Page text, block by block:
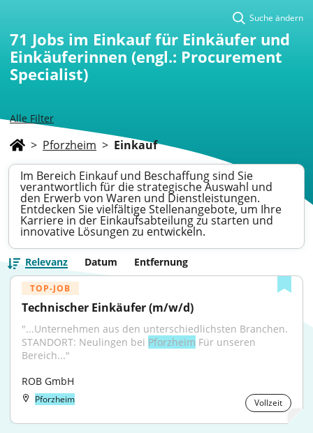
Alle Filter
Suche ändern
71 Jobs im Einkauf für Einkäufer und
Einkäuferinnen (engl.: Procurement
Specialist)
> Pforzheim > Einkauf
Im Bereich Einkauf und Beschaffung sind Sie
verantwortlich für die strategische Auswahl und
den Erwerb von Waren und Dienstleistungen.
Entdecken Sie vielfältige Stellenangebote, um Ihre
Karriere in der Einkaufsabteilung zu starten und
innovative Lösungen zu entwickeln.
Relevanz Datum Entfernung
TOP-JOB
Technischer Einkäufer (m/w/d)
"...Unternehmen aus den unterschiedlichsten Branchen.
STANDORT: Neulingen bei Pforzheim Für unseren
Bereich..."
ROB GmbH
Pforzheim Vollzeit